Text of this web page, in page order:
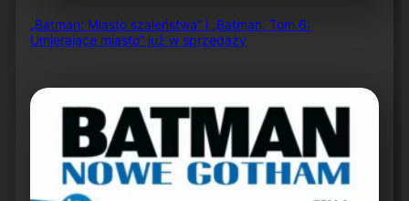
„Batman: Miasto szaleństwa” i „Batman, Tom 6:
Umierające miasto” już w sprzedaży